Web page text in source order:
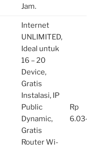
Jam.
Internet
UNLIMITED,
Ideal untuk
16 – 20
Device,
Gratis
Instalasi, IP
Public
Dynamic,
Gratis
Router Wi-
Rp